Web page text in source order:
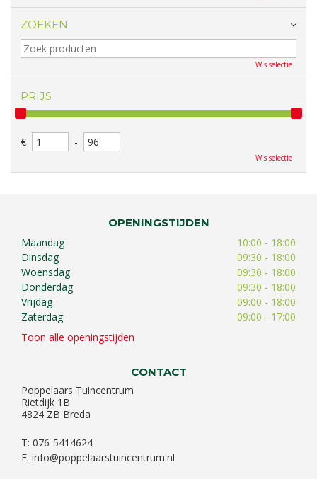
ZOEKEN
Wis selectie
PRIJS
€ -
Wis selectie
OPENINGSTIJDEN
Maandag
10:00 - 18:00
Dinsdag
09:30 - 18:00
Woensdag
09:30 - 18:00
Donderdag
09:30 - 18:00
Vrijdag
09:00 - 18:00
Zaterdag
09:00 - 17:00
Toon alle openingstijden
CONTACT
Poppelaars Tuincentrum
Rietdijk 1B
4824 ZB Breda
T: 076-5414624
E: info@poppelaarstuincentrum.nl